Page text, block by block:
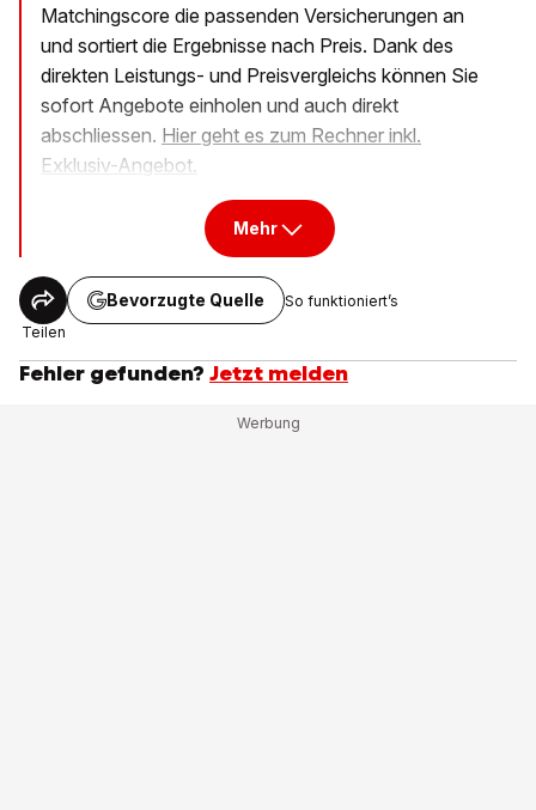
Matchingscore die passenden Versicherungen an
und sortiert die Ergebnisse nach Preis. Dank des
direkten Leistungs- und Preisvergleichs können Sie
sofort Angebote einholen und auch direkt
abschliessen. Hier geht es zum Rechner inkl.
Exklusiv-Angebot.
Mehr
Teilen
Bevorzugte Quelle So funktioniert’s
Fehler gefunden? Jetzt melden